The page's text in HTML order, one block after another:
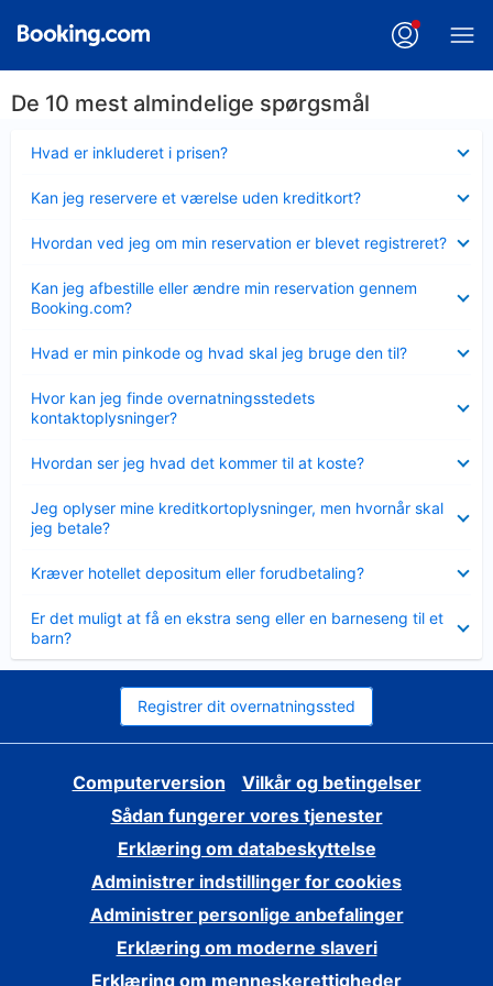
De 10 mest almindelige spørgsmål
Hvad er inkluderet i prisen?
Kan jeg reservere et værelse uden kreditkort?
Hvordan ved jeg om min reservation er blevet registreret?
Kan jeg afbestille eller ændre min reservation gennem
Booking.com?
Hvad er min pinkode og hvad skal jeg bruge den til?
Hvor kan jeg finde overnatningsstedets
kontaktoplysninger?
Hvordan ser jeg hvad det kommer til at koste?
Jeg oplyser mine kreditkortoplysninger, men hvornår skal
jeg betale?
Kræver hotellet depositum eller forudbetaling?
Er det muligt at få en ekstra seng eller en barneseng til et
barn?
Registrer dit overnatningssted
Computerversion
Vilkår og betingelser
Sådan fungerer vores tjenester
Erklæring om databeskyttelse
Administrer indstillinger for cookies
Administrer personlige anbefalinger
Erklæring om moderne slaveri
Erklæring om menneskerettigheder